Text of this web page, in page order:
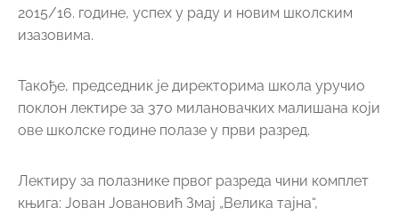
2015/16. године, успех у раду и новим школским
изазовима.
Такође, председник је директорима школа уручио
поклон лектире за 370 милановачких малишана који
ове школске године полазе у први разред.
Лектиру за полазнике првог разреда чини комплет
књига: Јован Јовановић Змај „Велика тајна“,